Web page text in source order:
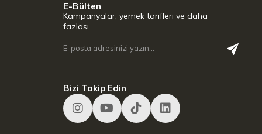
E-Bülten
Kampanyalar, yemek tarifleri ve daha
fazlası…
Bizi Takip Edin